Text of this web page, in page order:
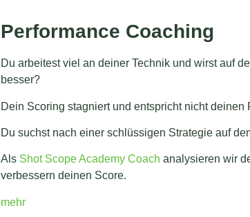
Performance Coaching
Du arbeitest viel an deiner Technik und wirst auf
besser?
Dein Scoring stagniert und entspricht nicht deinen
Du suchst nach einer schlüssigen Strategie auf
Als Shot Scope Academy Coach analysieren wir
verbessern deinen Score.
mehr